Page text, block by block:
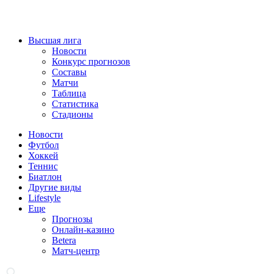
Высшая лига
Новости
Конкурс прогнозов
Составы
Матчи
Таблица
Статистика
Стадионы
Новости
Футбол
Хоккей
Теннис
Биатлон
Другие виды
Lifestyle
Еще
Прогнозы
Онлайн-казино
Betera
Матч-центр